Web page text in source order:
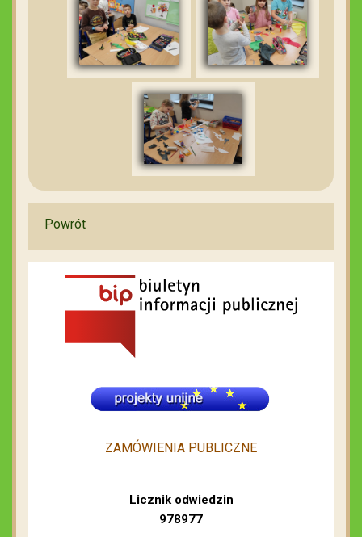
Powrót
ZAMÓWIENIA PUBLICZNE
Licznik odwiedzin
978977